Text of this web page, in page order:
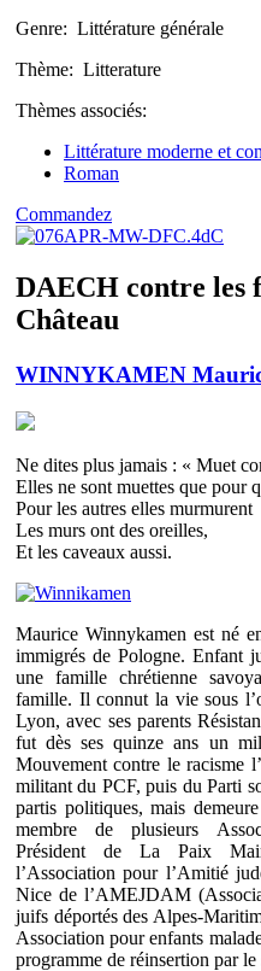
Genre: Littérature générale
Thème: Litterature
Thèmes associés:
Littérature moderne et
Roman
Commandez
DAECH contre les
Château
WINNYKAMEN
Ne dites plus jamais : « Muet
Elles ne sont muettes que pour
Pour les autres elles murmurent
Les murs ont des oreilles,
Et les caveaux aussi.
Maurice Winnykamen est né
immigrés de Pologne. Enfant
une famille chrétienne
famille. Il connut la vie sous
Lyon, avec ses parents
fut dès ses quinze ans un
Mouvement contre le racisme
militant du PCF, puis du Parti
partis politiques, mais
membre de plusieurs
Président de La Paix
l’Association pour l’Amitié
Nice de l’AMEJDAM
juifs déportés des Alpes-
Association pour enfants
programme de réinsertion par le